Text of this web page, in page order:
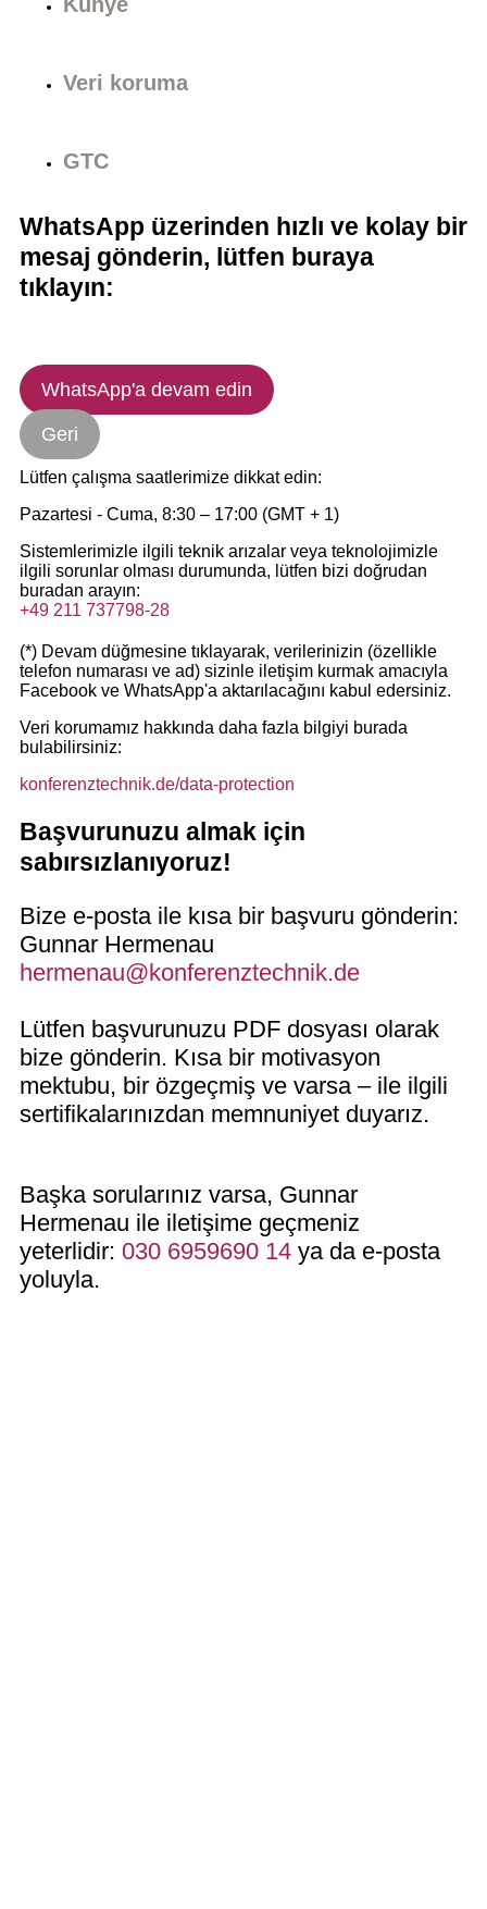
Veri koruma
GTC
WhatsApp üzerinden hızlı ve kolay bir
mesaj gönderin, lütfen buraya
tıklayın:
WhatsApp'a devam edin
Geri
Lütfen çalışma saatlerimize dikkat edin:
Pazartesi - Cuma, 8:30 – 17:00 (GMT + 1)
Sistemlerimizle ilgili teknik arızalar veya teknolojimizle
ilgili sorunlar olması durumunda, lütfen bizi doğrudan
buradan arayın:
+49 211 737798-28
(*) Devam düğmesine tıklayarak, verilerinizin (özellikle
telefon numarası ve ad) sizinle iletişim kurmak amacıyla
Facebook ve WhatsApp'a aktarılacağını kabul edersiniz.
Veri korumamız hakkında daha fazla bilgiyi burada
bulabilirsiniz:
konferenztechnik.de/data-protection
Başvurunuzu almak için
sabırsızlanıyoruz!
Bize e-posta ile kısa bir başvuru gönderin:
Gunnar Hermenau
hermenau@konferenztechnik.de
Lütfen başvurunuzu PDF dosyası olarak
bize gönderin. Kısa bir motivasyon
mektubu, bir özgeçmiş ve varsa – ile ilgili
sertifikalarınızdan memnuniyet duyarız.
Başka sorularınız varsa, Gunnar
Hermenau ile iletişime geçmeniz
yeterlidir: 030 6959690 14 ya da e-posta
yoluyla.